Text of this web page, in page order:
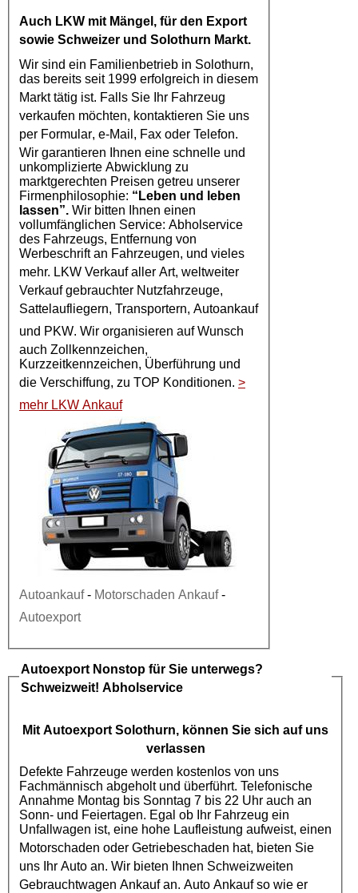
Auch LKW mit Mängel, für den Export
sowie Schweizer und Solothurn Markt.
Wir sind ein Familienbetrieb in Solothurn,
das bereits seit 1999 erfolgreich in diesem
Markt tätig ist. Falls Sie Ihr Fahrzeug
verkaufen möchten, kontaktieren Sie uns
per Formular, e-Mail, Fax oder Telefon.
Wir garantieren Ihnen eine schnelle und
unkomplizierte Abwicklung zu
marktgerechten Preisen getreu unserer
Firmenphilosophie: “Leben und leben
lassen”. Wir bitten Ihnen einen
vollumfänglichen Service: Abholservice
des Fahrzeugs, Entfernung von
Werbeschrift an Fahrzeugen, und vieles
mehr. LKW Verkaufaller Art, weltweiter
Verkauf gebrauchter Nutzfahrzeuge,
Sattelaufliegern, Transportern, Autoankauf
und PKW. Wir organisieren auf Wunsch
auch Zollkennzeichen,
Kurzzeitkennzeichen, Überführung und
die Verschiffung, zu TOP Konditionen. >
mehr LKW Ankauf
Autoankauf- Motorschaden Ankauf-
Autoexport
Autoexport Nonstop für Sie unterwegs?
Schweizweit! Abholservice
Mit Autoexport Solothurn, können Sie sich auf uns
verlassen
Defekte Fahrzeuge werden kostenlos von uns
Fachmännisch abgeholt und überführt. Telefonische
Annahme Montag bis Sonntag 7 bis 22 Uhr auch an
Sonn- und Feiertagen. Egal ob Ihr Fahrzeug ein
Unfallwagen ist, eine hohe Laufleistung aufweist, einen
Motorschaden oder Getriebeschaden hat, bieten Sie
uns Ihr Auto an. Wir bieten Ihnen Schweizweiten
Gebrauchtwagen Ankaufan. Auto Ankauf so wie er